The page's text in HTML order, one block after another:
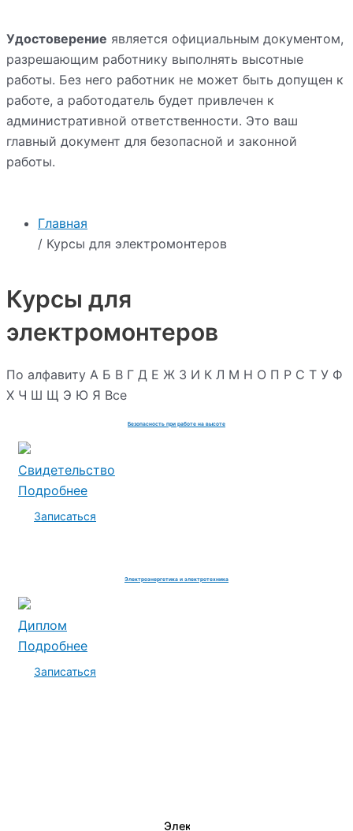
Главная
/ Курсы для электромонтеров
Курсы для
электромонтеров
По алфавиту А Б В Г Д Е Ж З И К Л М Н О П Р С Т У Ф
Х Ч Ш Щ Э Ю Я Все
Безопасность при работе на высоте
Свидетельство
Подробнее
Записаться
Электроэнергетика и электротехника
Диплом
Подробнее
Записаться
Электромеханик по ремонту и
Удостоверение является официальным документом,
разрешающим работнику выполнять высотные
работы. Без него работник не может быть допущен к
работе, а работодатель будет привлечен к
административной ответственности. Это ваш
главный документ для безопасной и законной
работы.